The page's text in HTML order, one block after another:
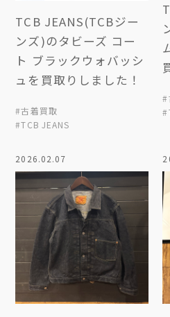
TCB JEANS(TCBジー
ンズ)のタビーズ コー
ト ブラックウォバッシ
ュを買取りしました！
#古着買取
#TCB JEANS
#
2026.02.07